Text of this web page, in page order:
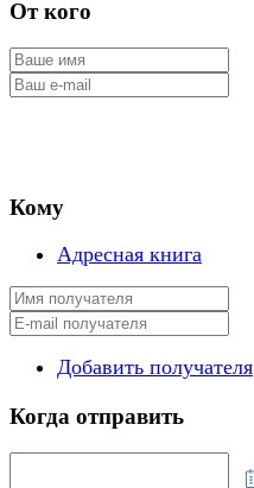
От кого
Кому
Адресная книга
Добавить получателя
Когда отправить